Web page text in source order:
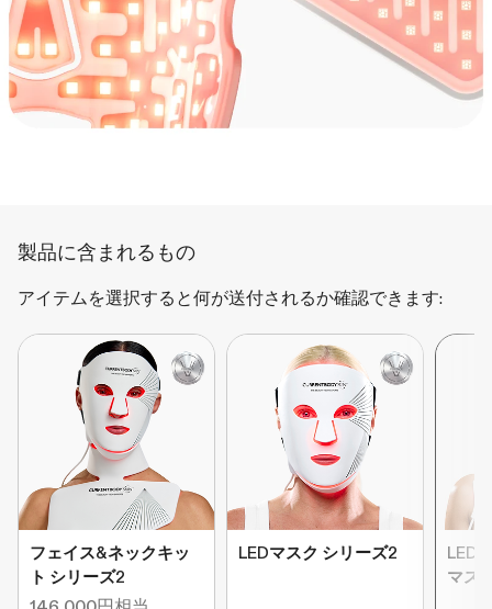
製品に含まれるもの
アイテムを選択すると何が送付されるか確認できます:
フェイス&ネックキッ
ト シリーズ2
LEDマスク シリーズ2
LED
マス